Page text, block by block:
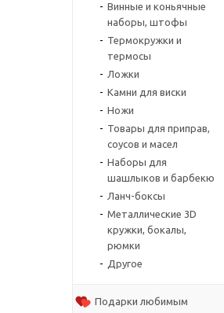
Винные и коньячные
наборы, штофы
Термокружки и
термосы
Ложки
Камни для виски
Ножи
Товары для приправ,
соусов и масел
Наборы для
шашлыков и барбекю
Ланч-боксы
Металлические 3D
кружки, бокалы,
рюмки
Другое
Подарки любимым